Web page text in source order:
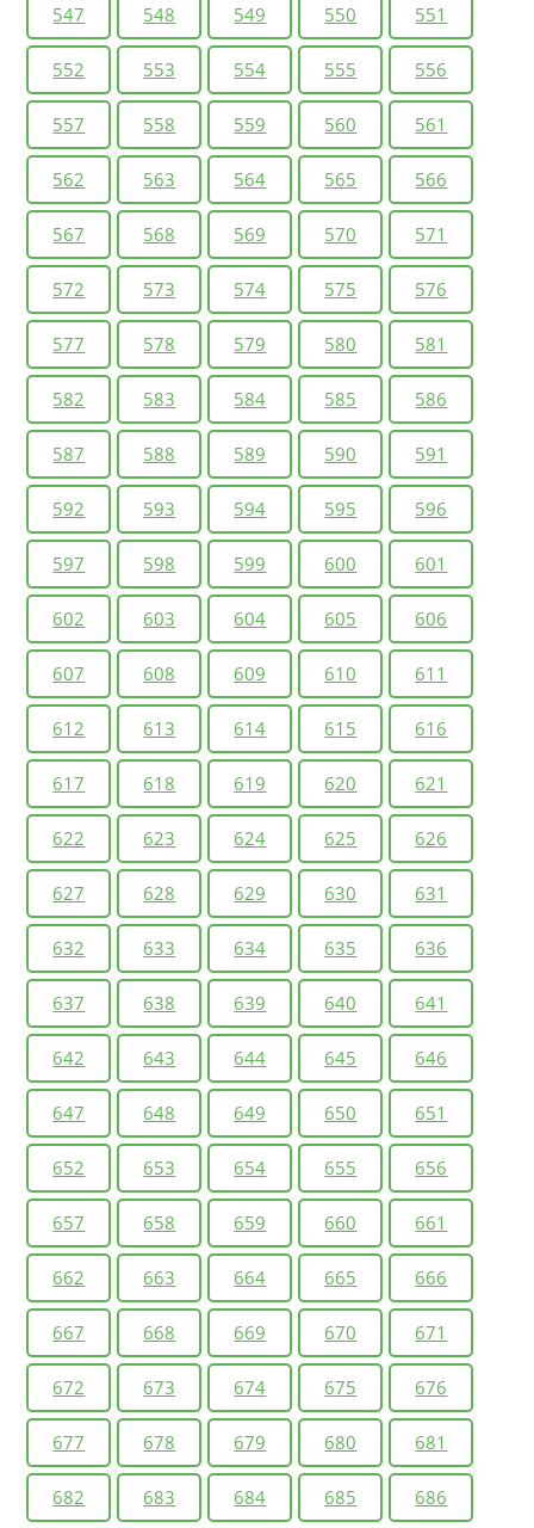
547 548 549 550 551
552 553 554 555 556
557 558 559 560 561
562 563 564 565 566
567 568 569 570 571
572 573 574 575 576
577 578 579 580 581
582 583 584 585 586
587 588 589 590 591
592 593 594 595 596
597 598 599 600 601
602 603 604 605 606
607 608 609 610 611
612 613 614 615 616
617 618 619 620 621
622 623 624 625 626
627 628 629 630 631
632 633 634 635 636
637 638 639 640 641
642 643 644 645 646
647 648 649 650 651
652 653 654 655 656
657 658 659 660 661
662 663 664 665 666
667 668 669 670 671
672 673 674 675 676
677 678 679 680 681
682 683 684 685 686